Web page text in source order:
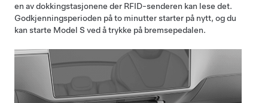
en av dokkingstasjonene der RFID-senderen kan lese det.
Godkjenningsperioden påto minutterstarter på nytt, og du
kan starte Model S ved å trykke på bremsepedalen.